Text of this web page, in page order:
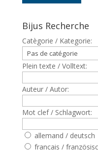
Bijus Recherche
Catègorie / Kategorie:
Plein texte / Volltext:
Auteur / Autor:
Mot clef / Schlagwort:
allemand / deutsch
francais /